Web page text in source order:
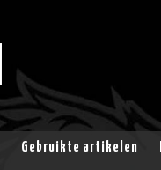
Gebruikte artikelen